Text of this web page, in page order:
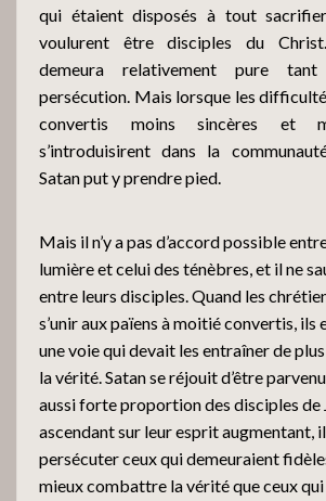
qui étaient disposés à tout
voulurent être disciples du
demeura relativement pure
persécution. Mais lorsque les
convertis moins sincères et
s’introduisirent dans la
Satan put y prendre pied.
Mais il n’y a pas d’accord possible
lumière et celui des ténèbres, et il ne
entre leurs disciples. Quand les
s’unir aux païens à moitié convertis, ils
une voie qui devait les entraîner de
la vérité. Satan se réjouit d’être
aussi forte proportion des disciples de
ascendant sur leur esprit augmentant,
persécuter ceux qui demeuraient
mieux combattre la vérité que ceux